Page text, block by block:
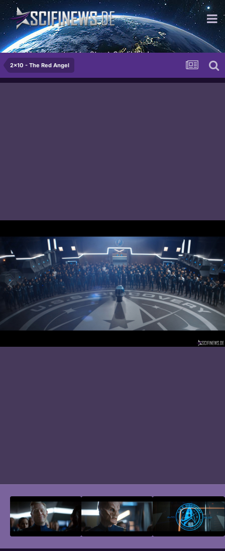
Das Magazin mit echter Street-Credibility!
2x10 - The Red Angel